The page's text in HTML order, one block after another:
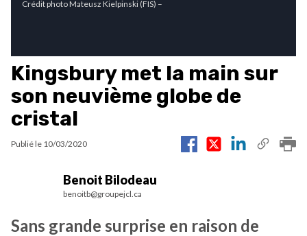
Crédit photo Mateusz Kielpinski (FIS) –
Kingsbury met la main sur
son neuvième globe de
cristal
Publié le 10/03/2020
Benoit Bilodeau
benoitb@groupejcl.ca
Sans grande surprise en raison de